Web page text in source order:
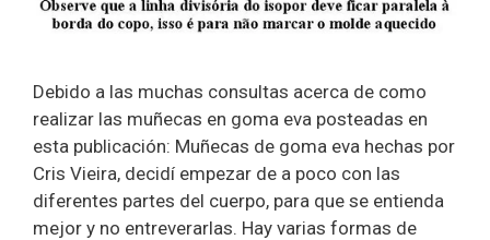
Debido a las muchas consultas acerca de como
realizar las muñecas en goma eva posteadas en
esta publicación: Muñecas de goma eva hechas por
Cris Vieira, decidí empezar de a poco con las
diferentes partes del cuerpo, para que se entienda
mejor y no entreverarlas. Hay varias formas de